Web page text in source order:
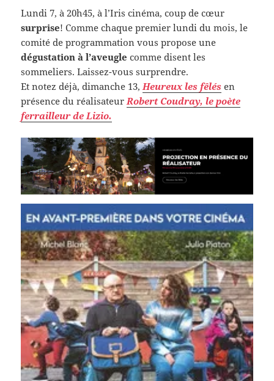
Lundi 7, à 20h45, à l’Iris cinéma, coup de cœur
surprise! Comme chaque premier lundi du mois, le
comité de programmation vous propose une
dégustation à l’aveuglecomme disent les
sommeliers. Laissez-vous surprendre.
Et notez déjà, dimanche 13, Heureux les fêlés en
présence du réalisateur Robert Coudray, le poète
ferrailleur de Lizio.